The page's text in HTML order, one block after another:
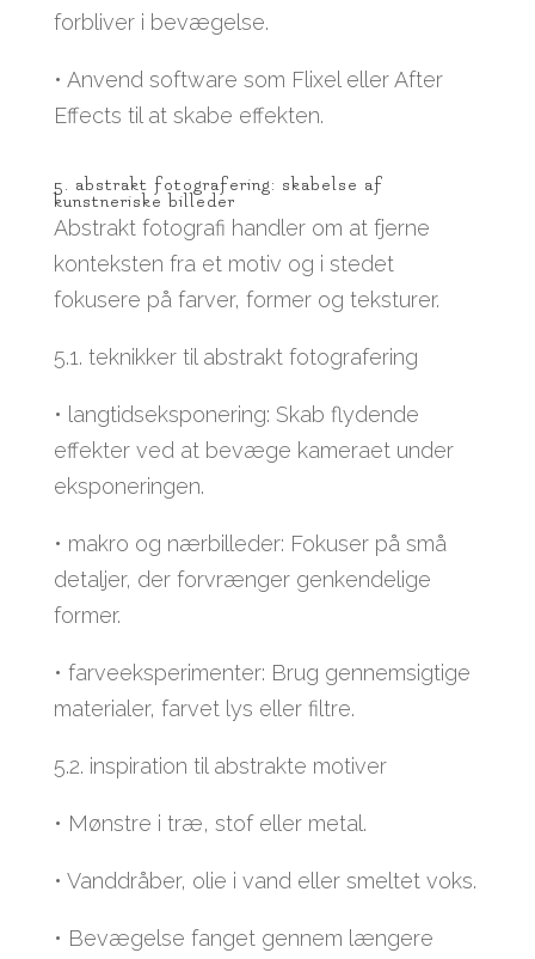
forbliver i bevægelse.
• Anvend software som Flixel eller After
Effects til at skabe effekten.
5. abstrakt fotografering: skabelse af
kunstneriske billeder
Abstrakt fotografi handler om at fjerne
konteksten fra et motiv og i stedet
fokusere på farver, former og teksturer.
5.1. teknikker til abstrakt fotografering
• langtidseksponering: Skab flydende
effekter ved at bevæge kameraet under
eksponeringen.
• makro og nærbilleder: Fokuser på små
detaljer, der forvrænger genkendelige
former.
• farveeksperimenter: Brug gennemsigtige
materialer, farvet lys eller filtre.
5.2. inspiration til abstrakte motiver
• Mønstre i træ, stof eller metal.
• Vanddråber, olie i vand eller smeltet voks.
• Bevægelse fanget gennem længere